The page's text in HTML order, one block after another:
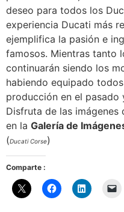
deseo para todos los
experiencia Ducati más
ejemplifica la pasión e
famosos. Mientras tanto
continuarán siendo los
habiendo equipado
producción en el pasado
Disfruta de las imágenes
en la Galería de
(Ducati Corse)
Comparte :